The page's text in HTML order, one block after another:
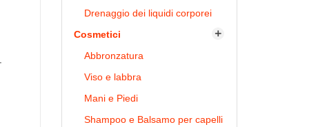
Drenaggio dei liquidi corporei
Cosmetici

Abbronzatura
Viso e labbra
Mani e Piedi
Shampoo e Balsamo per capelli